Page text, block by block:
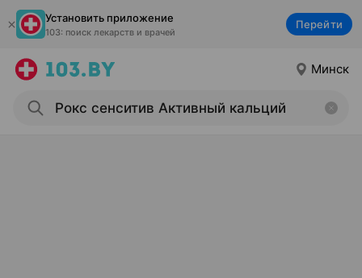
Установить приложение
103: поиск лекарств и врачей
Перейти
Минск